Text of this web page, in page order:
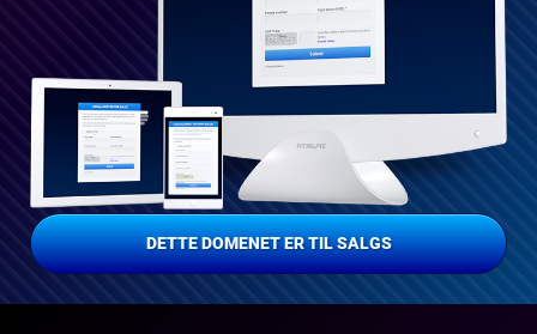
DETTE DOMENET ER TIL SALGS